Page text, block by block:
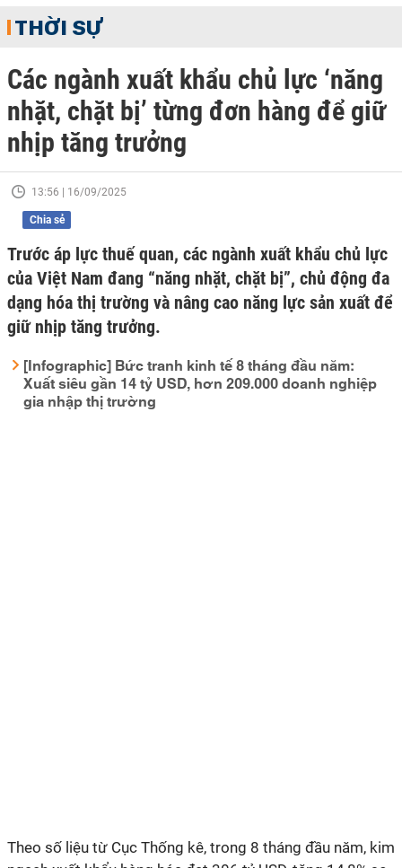
THỜI SỰ
Các ngành xuất khẩu chủ lực ‘năng
nhặt, chặt bị’ từng đơn hàng để giữ
nhịp tăng trưởng
13:56 | 16/09/2025
Chia sẻ
Trước áp lực thuế quan, các ngành xuất khẩu chủ lực
của Việt Nam đang “năng nhặt, chặt bị”, chủ động đa
dạng hóa thị trường và nâng cao năng lực sản xuất để
giữ nhịp tăng trưởng.
[Infographic] Bức tranh kinh tế 8 tháng đầu năm:
Xuất siêu gần 14 tỷ USD, hơn 209.000 doanh nghiệp
gia nhập thị trường
Theo số liệu từ Cục Thống kê, trong 8 tháng đầu năm, kim